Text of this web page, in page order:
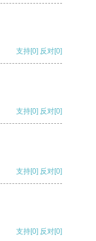
支持[0] 反对[0]
支持[0] 反对[0]
支持[0] 反对[0]
支持[0] 反对[0]